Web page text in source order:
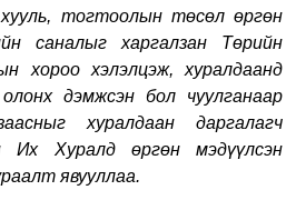
тогтоолын төсөл өргөн
саналыг харгалзан Төрийн
хороо хэлэлцэж, хуралдаанд
дэмжсэн бол чуулганаар
хуралдаан даргалагч
Их Хуралд өргөн мэдүүлсэн
явууллаа.